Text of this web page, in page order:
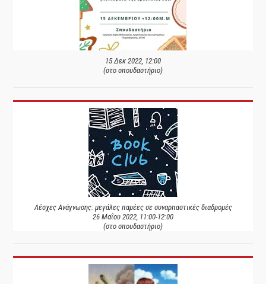
15 Δεκ 2022, 12:00
(στο σπουδαστήριο)
Λέσχες Ανάγνωσης: μεγάλες παρέες σε συναρπαστικές διαδρομές
26 Μαΐου 2022, 11:00-12:00
(στο σπουδαστήριο)